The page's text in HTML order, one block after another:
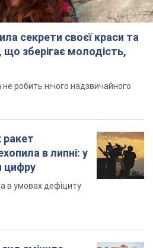
секрети своєї краси та
що зберігає молодість,
робить нічого надзвичайного
ракет
в липні: у
цифру
в умовах дефіциту